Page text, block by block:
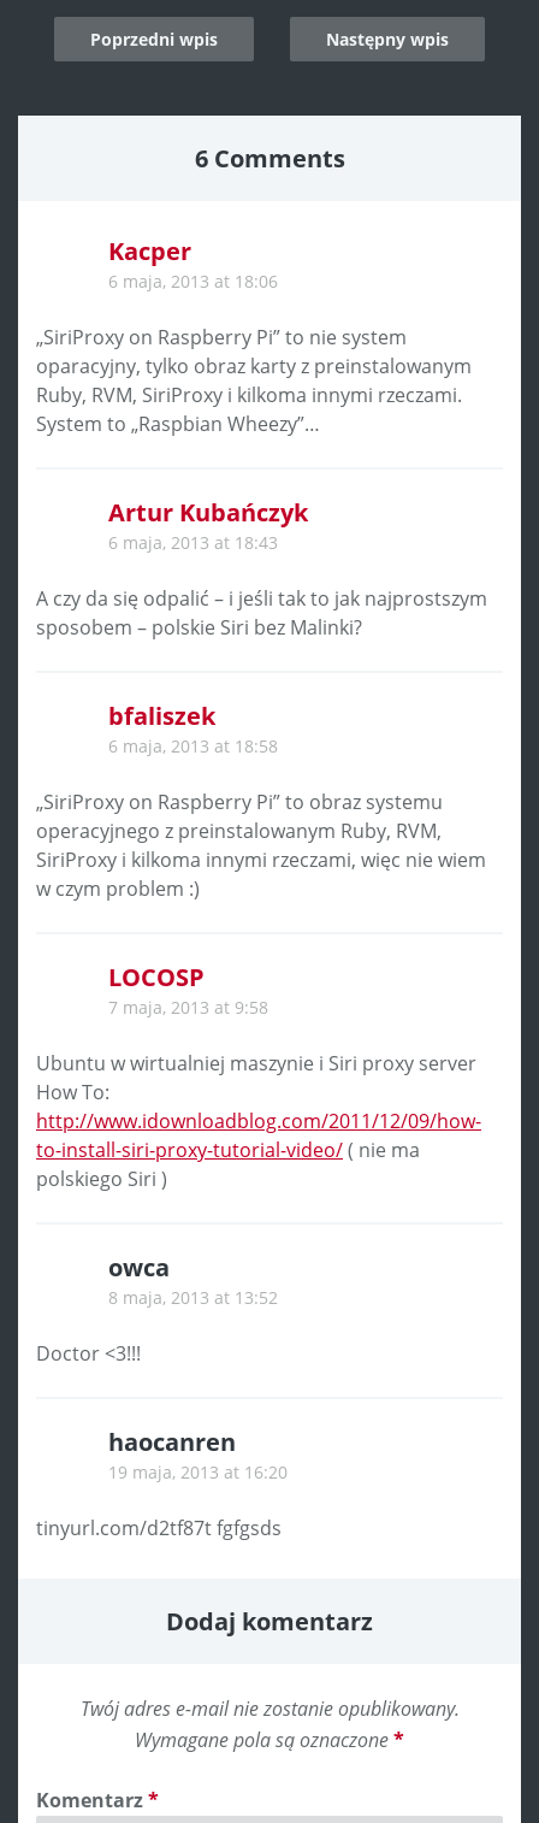
Post
navigation
Poprzedni wpis Następny wpis
6 Comments
Kacper
6 maja, 2013 at 18:06
„SiriProxy on Raspberry Pi” to nie system
oparacyjny, tylko obraz karty z preinstalowanym
Ruby, RVM, SiriProxy i kilkoma innymi rzeczami.
System to „Raspbian Wheezy”…
Artur Kubańczyk
6 maja, 2013 at 18:43
A czy da się odpalić – i jeśli tak to jak najprostszym
sposobem – polskie Siri bez Malinki?
bfaliszek
6 maja, 2013 at 18:58
„SiriProxy on Raspberry Pi” to obraz systemu
operacyjnego z preinstalowanym Ruby, RVM,
SiriProxy i kilkoma innymi rzeczami, więc nie wiem
w czym problem :)
LOCOSP
7 maja, 2013 at 9:58
Ubuntu w wirtualniej maszynie i Siri proxy server
How To:
http://www.idownloadblog.com/2011/12/09/how-
to-install-siri-proxy-tutorial-video/( nie ma
polskiego Siri )
owca
8 maja, 2013 at 13:52
Doctor <3!!!
haocanren
19 maja, 2013 at 16:20
tinyurl.com/d2tf87t fgfgsds
Dodaj komentarz
Twój adres e-mail nie zostanie opublikowany.
Wymagane pola są oznaczone*
Komentarz*